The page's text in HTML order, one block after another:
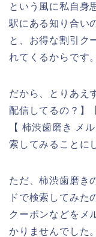
という風に私自身
駅にある知り合い
と、お得な割引ク
れてくるからです。
だから、とりあえ
配信してるの？】
【 柿渋歯磨き メ
索してみることに
ただ、柿渋歯磨き
ドで検索してみた
クーポンなどをメ
かりませんでした。